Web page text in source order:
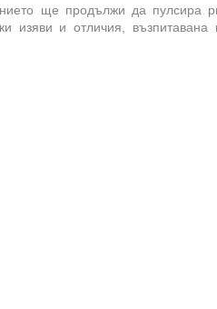
ще продължи да пулсира
изяви и отличия,